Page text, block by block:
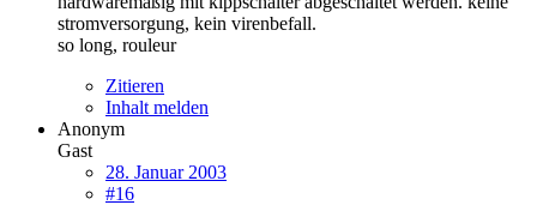
stromversorgung, kein virenbefall.
so long, rouleur
Zitieren
Inhalt melden
Anonym
Gast
28. Januar 2003
#16